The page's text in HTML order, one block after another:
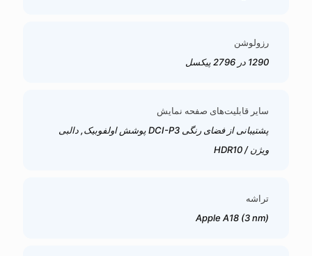
رزولوشن
1290 در 2796 پیکسل
سایر قابلیت‌های صفحه نمایش
پشتیبانی از فضای رنگی DCI-P3 پوشش اولفوبیک, دالبی
ویژن / HDR10
تراشه
Apple A18 (3 nm)